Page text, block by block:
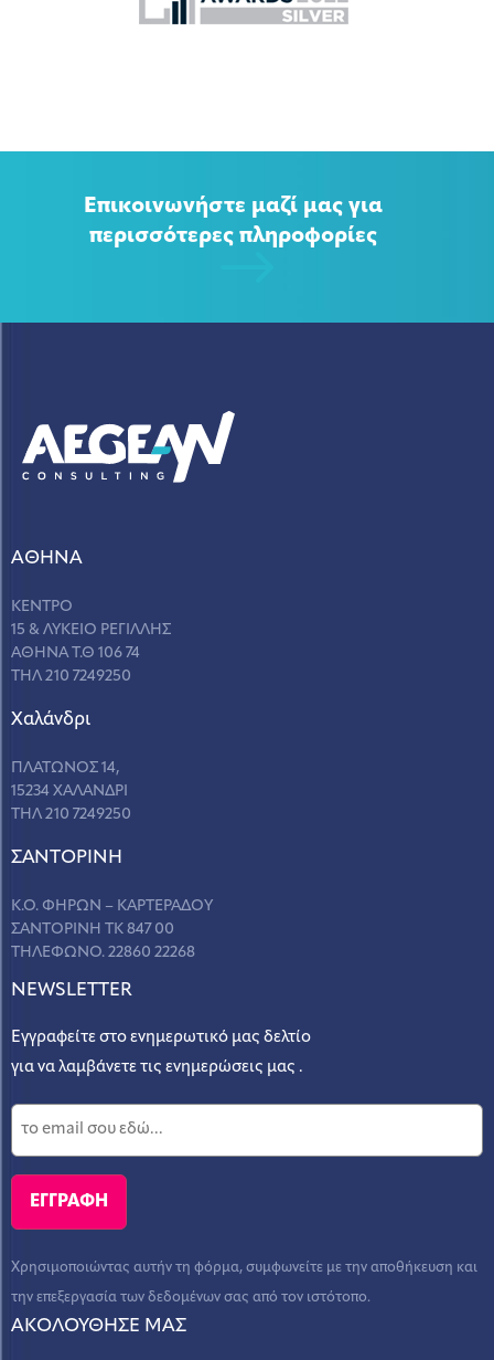
Επικοινωνήστε μαζί μας για
περισσότερες πληροφορίες
ΑΘΗΝΑ
ΚΕΝΤΡΟ
15 & ΛΥΚΕΙΟ ΡΕΓΙΛΛΗΣ
ΑΘΗΝΑ Τ.Θ 106 74
ΤΗΛ 210 7249250
Χαλάνδρι
ΠΛΑΤΩΝΟΣ 14,
15234 ΧΑΛΑΝΔΡΙ
ΤΗΛ 210 7249250
ΣANΤΟΡΙΝΗ
Κ.Ο. ΦΗΡΩΝ – ΚΑΡΤΕΡΑΔΟΥ
ΣΑΝΤΟΡΙΝΗ ΤΚ 847 00
ΤΗΛΕΦΩΝΟ. 22860 22268
NEWSLETTER
Εγγραφείτε στο ενημερωτικό μας δελτίο
για να λαμβάνετε τις ενημερώσεις μας .
Χρησιμοποιώντας αυτήν τη φόρμα, συμφωνείτε με την αποθήκευση και
την επεξεργασία των δεδομένων σας από τον ιστότοπο.
ΑΚΟΛΟΥΘΗΣΕ ΜΑΣ